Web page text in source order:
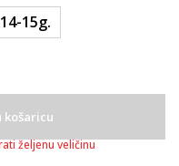
14-15g.
košaricu
željenu veličinu